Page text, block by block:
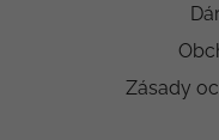
Zásady